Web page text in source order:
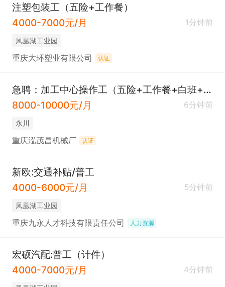
注塑包装工（五险+工作餐）
4000-7000元/月
1分钟前
凤凰湖工业园
重庆大环塑业有限公司 认证
急聘：加工中心操作工（五险+工作餐+白班+福利待遇好）
8000-10000元/月
6分钟前
永川
重庆泓茂昌机械厂 认证
新欧:交通补贴/普工
4000-6000元/月
5分钟前
凤凰湖工业园
重庆九永人才科技有限责任公司 人力资源
宏硕汽配:普工（计件）
4000-7000元/月
4分钟前